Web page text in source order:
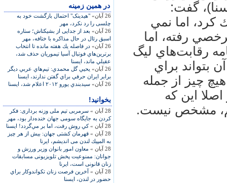
در همين زمينه
26 آبان»
"هیدینک" احتمال بازگشت خود به
چلسی را رد نکرد، مهر
26 آبان»
بعد از جدایی از بشیکتاش؛ ستاره
اسبق رئال در حال مذاکره با ختافه، مهر
26 آبان»
در فاصله يك هفته مانده تا انتخاب
برترين‌هاي فوتبال آسيا تيموريان حذف شد،
عقيلي ماند، ایسنا
26 آبان»
يحيي گل محمدي: تيم‌هاي عربي ديگر
برابر ايران حرفي براي گفتن ندارند، ایسنا
26 آبان»
سيدبندي يورو ۲۰۱۲ اعلام شد، ایسنا
بخوانید!
28 آبان »
سرمربی تیم ملی وزنه برداری: فکر
کردن به جایگاه سومی جهان خنده‌دار بود، مهر
28 آبان »
كي روش رفت، اما بر مي‌گردد! ایسنا
28 آبان »
قهرمان كشتی جهان: بیش از هر چیز
به المپیك لندن می اندیشم، ایرنا
28 آبان »
معاون امور بانوان وزیر ورزش و
جوانان: ممنوعیت پخش تلویزیونی مسابقات
زنان قانونی است، ایرنا
28 آبان »
آخرين فرصت زنان تكواندو‌كار براي
حضور در لندن، ایسنا
گفت:
كرد، اما نمي
رفته، اما
رقابت‌هاي ليگ
براي
چيز از جمله
اين كه
مشخص نيست.